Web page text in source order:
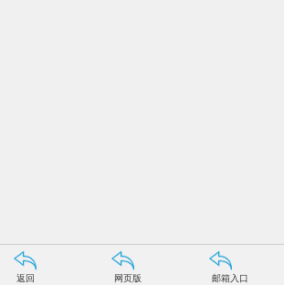
返回 网页版 邮箱入口